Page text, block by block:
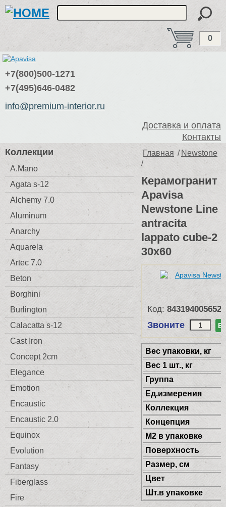
0
+7(800)500-1271
+7(495)646-0482
info@premium-interior.ru
Доставка и оплата
Контакты
Коллекции
A.Mano
Agata s-12
Alchemy 7.0
Aluminum
Anarchy
Aquarela
Artec 7.0
Beton
Borghini
Burlington
Calacatta s-12
Cast Iron
Concept 2cm
Elegance
Emotion
Encaustic
Encaustic 2.0
Equinox
Evolution
Fantasy
Fiberglass
Fire
Главная / Newstone
/
Керамогранит
Apavisa
Newstone Line
antracita
lappato cube-2
30x60
Код: 8431940056529
Звоните В
Веc упаковки, кг
Вес 1 шт., кг
Группа
Ед.измерения
Коллекция
Концепция
М2 в упаковке
Поверхность
Размер, см
Цвет
Шт.в упаковке